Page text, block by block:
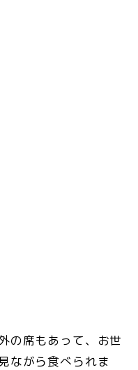
の席もあって、お世
ながら食べられま